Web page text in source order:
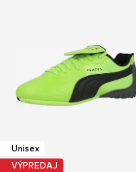
Unisex
VÝPREDAJ